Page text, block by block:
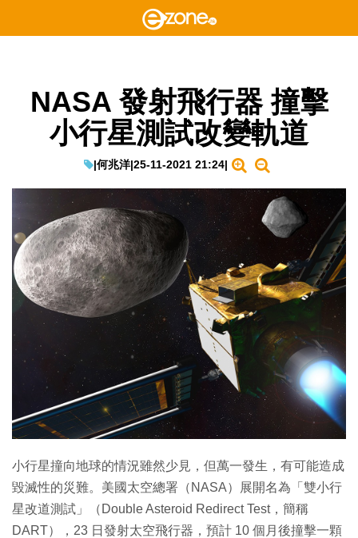
NASA 發射飛行器 撞擊
小行星測試改變軌道
|何兆洋|25-11-2021 21:24|
小行星撞向地球的情況雖然少見，但萬一發生，有可能造成
毀滅性的災難。美國太空總署（NASA）展開名為「雙小行
星改道測試」（Double Asteroid Redirect Test，簡稱
DART），23 日發射太空飛行器，預計 10 個月後撞擊一顆